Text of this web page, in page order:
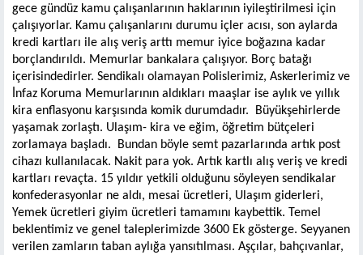
gece gündüz kamu çalışanlarının haklarının iyileştirilmesi için
çalışıyorlar. Kamu çalışanlarını durumu içler acısı, son aylarda
kredi kartları ile alış veriş arttı memur iyice boğazına kadar
borçlandırıldı. Memurlar bankalara çalışıyor. Borç batağı
içerisindedirler. Sendikalı olamayan Polislerimiz, Askerlerimiz ve
İnfaz Koruma Memurlarının aldıkları maaşlar ise aylık ve yıllık
kira enflasyonu karşısında komik durumdadır. Büyükşehirlerde
yaşamak zorlaştı. Ulaşım- kira ve eğim, öğretim bütçeleri
zorlamaya başladı. Bundan böyle semt pazarlarında artık post
cihazı kullanılacak. Nakit para yok. Artık kartlı alış veriş ve kredi
kartları revaçta. 15 yıldır yetkili olduğunu söyleyen sendikalar
konfederasyonlar ne aldı, mesai ücretleri, Ulaşım giderleri,
Yemek ücretleri giyim ücretleri tamamını kaybettik. Temel
beklentimiz ve genel taleplerimizde 3600 Ek gösterge. Seyyanen
verilen zamların taban aylığa yansıtılması. Aşçılar, bahçıvanlar,